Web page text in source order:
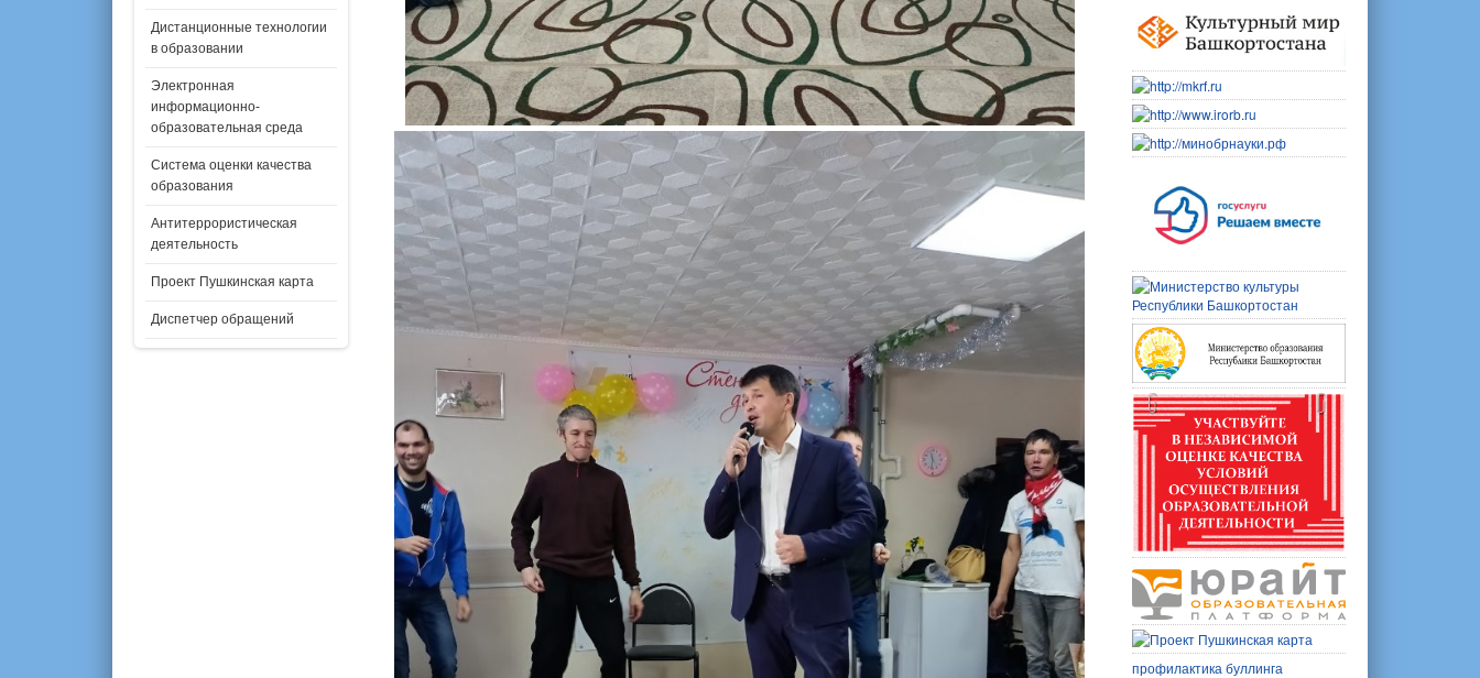
Дистанционные технологии
в образовании
Электронная
информационно-
образовательная среда
Система оценки качества
образования
Антитеррористическая
деятельность
Проект Пушкинская карта
Диспетчер обращений
профилактика буллинга